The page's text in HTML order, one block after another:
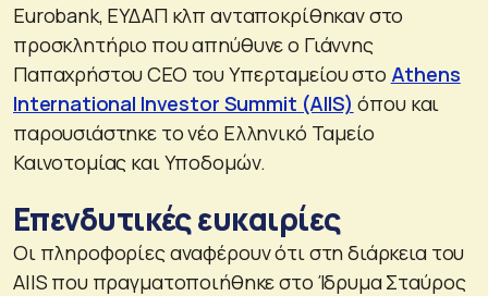
Eurobank, ΕΥΔΑΠ κλπ ανταποκρίθηκαν στο
προσκλητήριο που απηύθυνε ο Γιάννης
Παπαχρήστου CEO του Υπερταμείου στο Athens
International Investor Summit (AIIS) όπου και
παρουσιάστηκε το νέο Ελληνικό Ταμείο
Καινοτομίας και Υποδομών.
Επενδυτικές ευκαιρίες
Οι πληροφορίες αναφέρουν ότι στη διάρκεια του
AIIS που πραγματοποιήθηκε στο Ίδρυμα Σταύρος